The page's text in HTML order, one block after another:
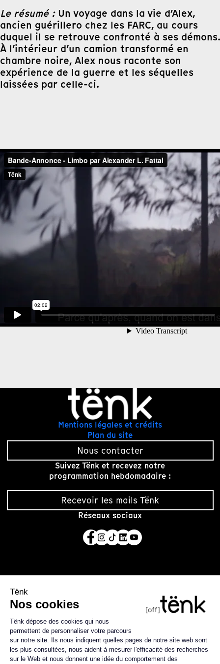
Le résumé :Un voyage dans la vie d’Alex,
ancien guérillero chez les FARC, au cours
duquel il se retrouve confronté à ses démons.
À l’intérieur d’un camion transformé en
chambre noire, Alex nous raconte son
expérience de la guerre et les séquelles
laissées par celle-ci.
Mentions légales et crédits
Plan du site
Nous contacter
Suivez Tënk et recevez notre
programmation hebdomadaire :
Recevoir les mails Tënk
Réseaux sociaux